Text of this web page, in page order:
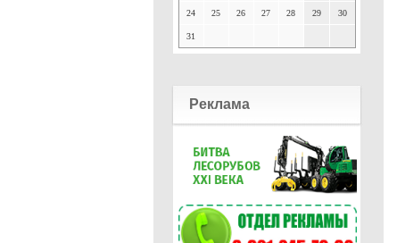
24 25 26 27 28 29 30
31
Реклама